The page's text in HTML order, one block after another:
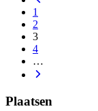
1
2
3
4
…
Plaatsen